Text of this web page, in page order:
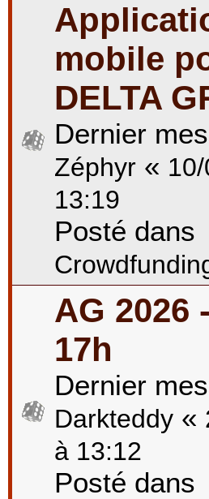
mobile
DELTA
Dernier
Zéphyr «
13:19
Posté dans
AG 2026
17h
Dernier
Darkteddy «
à 13:12
Posté dans